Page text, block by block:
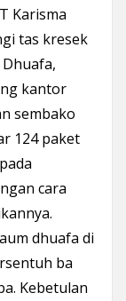
Karisma
tas kresek
kantor
sembako
124 paket
cara
dhuafa di
ba
Kebetulan